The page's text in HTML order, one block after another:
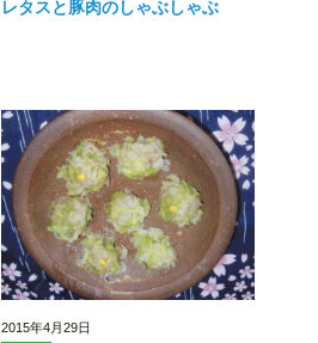
レタスと豚肉のしゃぶしゃぶ
2015年4月29日